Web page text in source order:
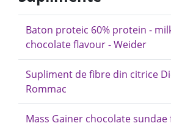
Baton proteic 60% protein -
chocolate flavour - Weider
Supliment de fibre din citrice
Rommac
Mass Gainer chocolate sundae